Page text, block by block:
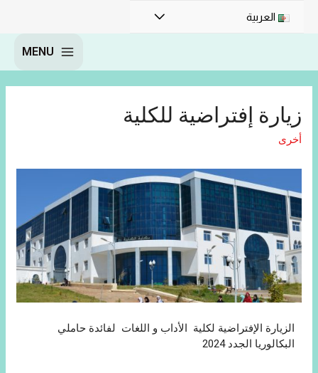
العربية
MENU
زيارة إفتراضية للكلية
أخرى
الزيارة الإفتراضية لكلية الأداب و اللغات لفائدة حاملي
البكالوريا الجدد 2024